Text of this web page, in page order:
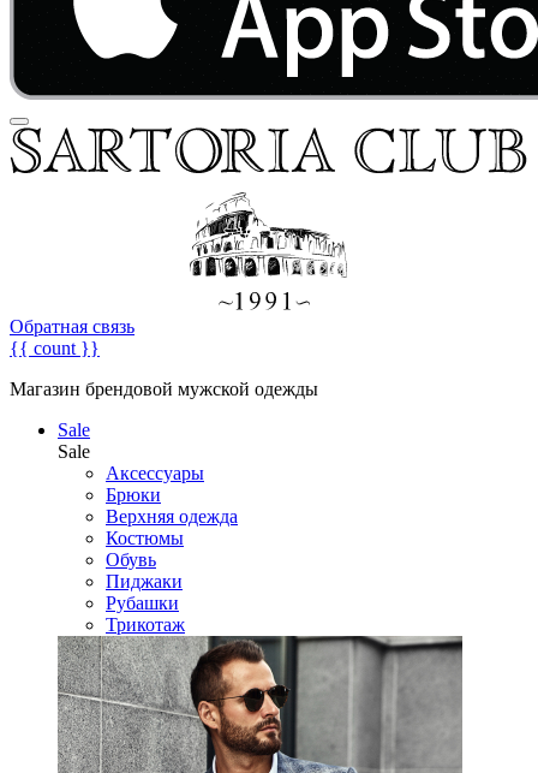
Обратная связь
{{ count }}
Магазин брендовой мужской одежды
Sale
Sale
Аксессуары
Брюки
Верхняя одежда
Костюмы
Обувь
Пиджаки
Рубашки
Трикотаж